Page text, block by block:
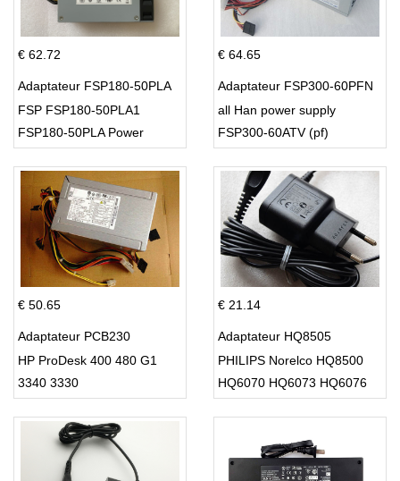
€ 62.72
Adaptateur FSP180-50PLA
FSP FSP180-50PLA1
FSP180-50PLA Power
€ 64.65
Adaptateur FSP300-60PFN
all Han power supply
FSP300-60ATV (pf)
€ 50.65
Adaptateur PCB230
HP ProDesk 400 480 G1
3340 3330
€ 21.14
Adaptateur HQ8505
PHILIPS Norelco HQ8500
HQ6070 HQ6073 HQ6076